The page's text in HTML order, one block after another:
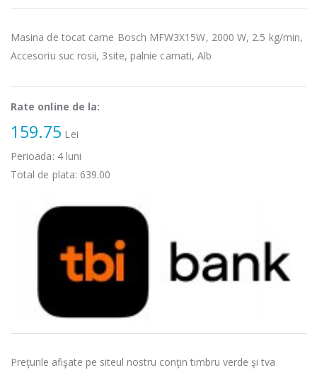
Masina de tocat carne Bosch MFW3X15W, 2000 W, 2.5 kg/min,
Accesoriu suc rosii, 3site, palnie carnati, Alb
Rate online de la:
159.75 Lei
Perioada: 4luni
Total de plata: 639.00
Preţurile afişate pe siteul nostru conţin timbru verde şi tva
...
DC1000SSBK ...